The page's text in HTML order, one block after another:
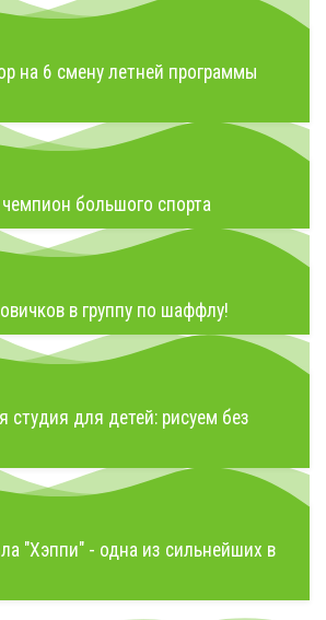
на 6 смену летней программы
большого спорта
в группу по шаффлу!
студия для детей: рисуем без
"Хэппи" - одна из сильнейших в